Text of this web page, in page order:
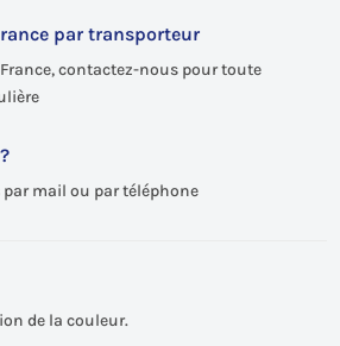
par transporteur
contactez-nous pour toute
mail ou par téléphone
de la couleur.